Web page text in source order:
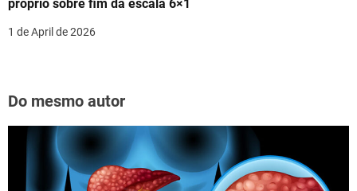
próprio sobre fim da escala 6×1
1 de April de 2026
Do mesmo autor